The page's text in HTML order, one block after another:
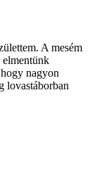
A mesém
nagyon
lovastáborban